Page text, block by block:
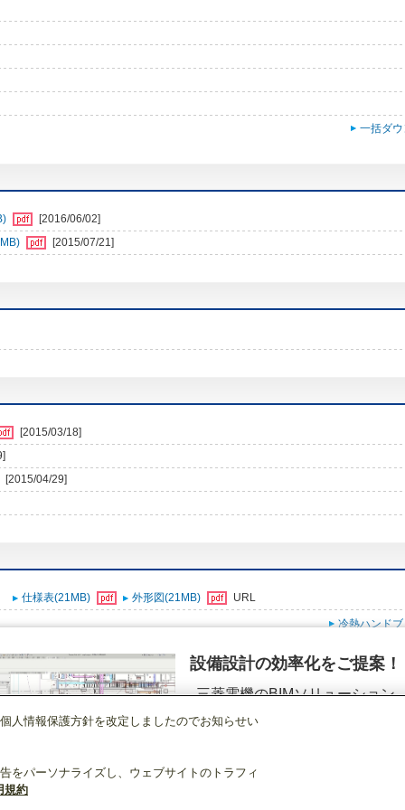
一括ダ
[2016/06/02]
[2015/07/21]
[2015/03/18]
[2015/04/29]
仕様表(21MB) 外形図(21MB) URL
冷熱ハンド
設備設計の効率化をご提案！
三菱電機のBIMソリューション
（空調.換気.照明）
人情報保護方針を改定しましたのでお知らせい
をパーソナライズし、ウェブサイトのトラフィ
規約